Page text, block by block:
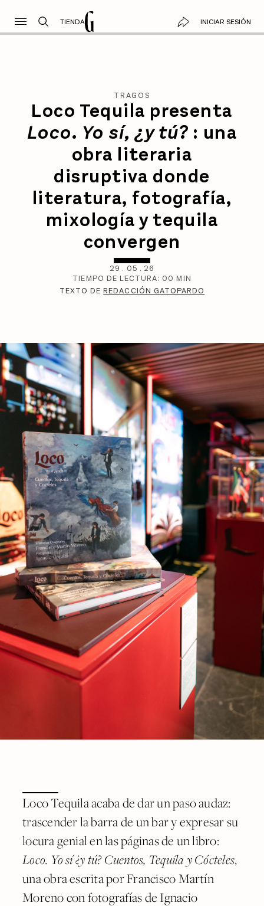
TIENDA INICIAR SESIÓN
TRAGOS
Loco Tequila presenta
Loco. Yo sí, ¿y tú? : una
obra literaria
disruptiva donde
literatura, fotografía,
mixología y tequila
convergen
29 . 05 . 26
TIEMPO DE LECTURA: 00 MIN
TEXTO DEREDACCIÓN GATOPARDO
Loco Tequila acaba de dar un paso audaz:
trascender la barra de un bar y expresar su
locura genial en las páginas de un libro:
Loco. Yo sí ¿y tú? Cuentos, Tequila y Cócteles,
una obra escrita por Francisco Martín
Moreno con fotografías de Ignacio